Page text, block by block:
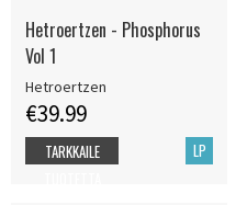
Hetroertzen - Phosphorus
Vol 1
Hetroertzen
€39.99
LP
TARKKAILE